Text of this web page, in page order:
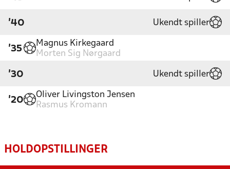
'40 Ukendt spiller
'35
Magnus Kirkegaard
Morten Sig Nørgaard
'30 Ukendt spiller
'20
Oliver Livingston Jensen
Rasmus Kromann
HOLDOPSTILLINGER